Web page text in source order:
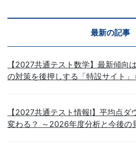
最新の記事
【2027共通テスト数学】最新傾向
の対策を後押しする「特設サイト」
【2027共通テスト情報Ⅰ】平均点ダ
変わる？ ～2026年度分析と今後の